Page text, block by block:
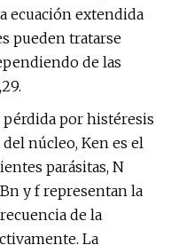
ecuación extendida
pueden tratarse
de las
por histéresis
núcleo, Ken es el
parásitas, N
y f representan la
de la
La